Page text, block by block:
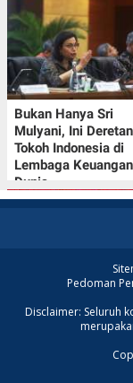
Bukan Hanya Sri
Mulyani, Ini Deretan
Tokoh Indonesia di
Lembaga Keuangan
Dunia
Promo JSM
7–9 Agustus 2026,
Rp37.900 hingga
Pedoman
Disclaimer: Seluruh